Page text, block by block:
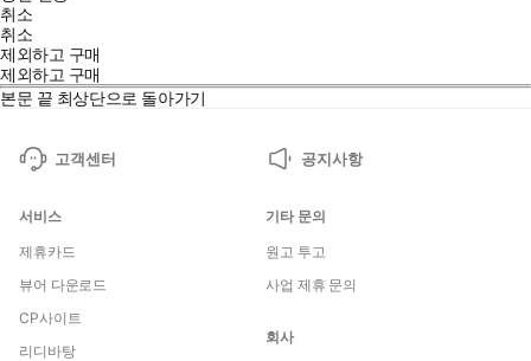
취소
취소
제외하고 구매
제외하고 구매
본문 끝 최상단으로 돌아가기
고객센터 공지사항
서비스
제휴카드
뷰어 다운로드
CP사이트
리디바탕
기타 문의
원고 투고
사업 제휴 문의
회사